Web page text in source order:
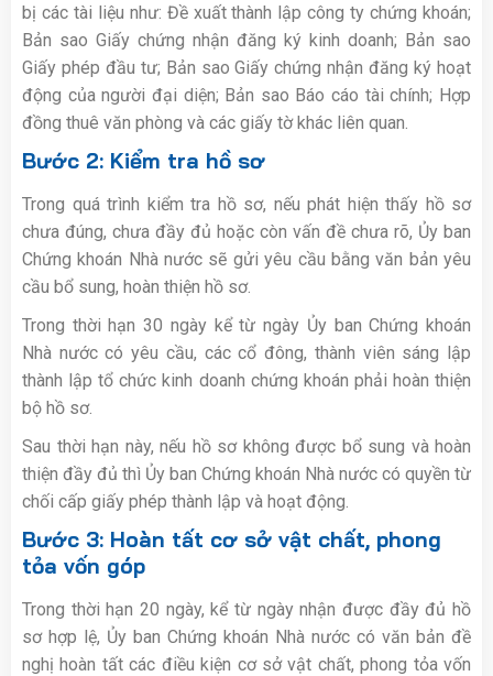
bị các tài liệu như: Đề xuất thành lập công ty chứng khoán;
Bản sao Giấy chứng nhận đăng ký kinh doanh; Bản sao
Giấy phép đầu tư; Bản sao Giấy chứng nhận đăng ký hoạt
động của người đại diện; Bản sao Báo cáo tài chính; Hợp
đồng thuê văn phòng và các giấy tờ khác liên quan.
Bước 2: Kiểm tra hồ sơ
Trong quá trình kiểm tra hồ sơ, nếu phát hiện thấy hồ sơ
chưa đúng, chưa đầy đủ hoặc còn vấn đề chưa rõ, Ủy ban
Chứng khoán Nhà nước sẽ gửi yêu cầu bằng văn bản yêu
cầu bổ sung, hoàn thiện hồ sơ.
Trong thời hạn 30 ngày kể từ ngày Ủy ban Chứng khoán
Nhà nước có yêu cầu, các cổ đông, thành viên sáng lập
thành lập tổ chức kinh doanh chứng khoán phải hoàn thiện
bộ hồ sơ.
Sau thời hạn này, nếu hồ sơ không được bổ sung và hoàn
thiện đầy đủ thì Ủy ban Chứng khoán Nhà nước có quyền từ
chối cấp giấy phép thành lập và hoạt động.
Bước 3: Hoàn tất cơ sở vật chất, phong
tỏa vốn góp
Trong thời hạn 20 ngày, kể từ ngày nhận được đầy đủ hồ
sơ hợp lệ, Ủy ban Chứng khoán Nhà nước có văn bản đề
nghị hoàn tất các điều kiện cơ sở vật chất, phong tỏa vốn